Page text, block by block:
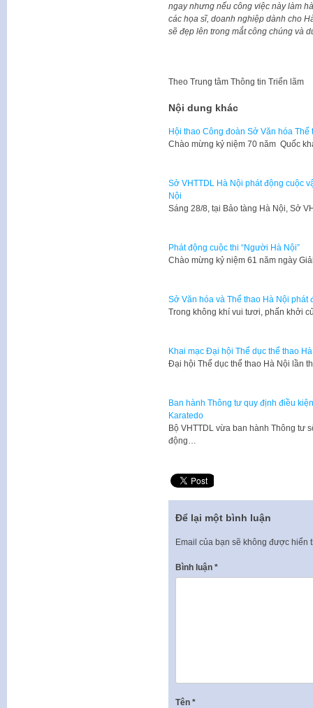
ngay nhưng nếu công việc này làm
các họa sĩ, doanh nghiệp dành cho
sẽ đẹp lên trong mắt công chúng và
Theo Trung tâm Thông tin Triển lãm
Nội dung khác
Hội thao Công đoàn Sở Văn hóa
​Chào mừng kỷ niệm 70 năm Quốc
Sở VHTTDL Hà Nội phát động cuộc
Nội
​Sáng 28/8, tại Bảo tàng Hà Nội, Sở
Phát động cuộc thi “Người Hà Nội”
​Chào mừng kỷ niệm 61 năm ngày
Sở Văn hóa và Thể thao Hà Nội
Trong không khí vui tươi, phấn khởi
Khai mạc Đại hội Thể dục thể thao
​Đại hội Thể dục thể thao Hà Nội lần
Ban hành Thông tư quy định điều
Karatedo
Bộ VHTTDL vừa ban hành Thông tư
động…
Để lại một bình luận
Email của bạn sẽ không được hiển
Bình luận *
Tên *